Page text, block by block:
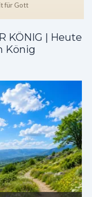
für Gott
KÖNIG | Heute
König